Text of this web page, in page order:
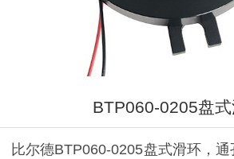
BTP060-0205盘
比尔德BTP060-0205盘式滑环，